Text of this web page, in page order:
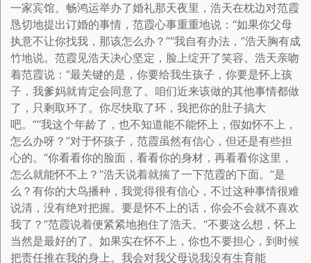
一家宾馆。畅鸿运举办了婚礼那天夜里，浩天在枕边对范霞
恳切地提出订婚的事情，范霞心事重重地说：“如果你父母
执意不让你找我，那该怎么办？”“我自有办法，”浩天胸有成
竹地说。范霞见浩天决心坚定，脸上绽开了笑容。浩天亲吻
着范霞说：“最关键的是，你要给我生孩子，你要是怀上孩
子，我爹妈就肯定会同意了。咱们近来该做的其他事情都做
了，只剩取环了。你尽快取了环，我把你的肚子搞大
吧。”“我这个年龄了，也不知道能不能怀上，假如怀不上，
怎么办呀？”对于怀孩子，范霞虽然有信心，但还是有些担
心的。“你看看你的脸面，看看你的身材，再看看你这里，
怎么就能怀不上？”浩天说着就揣了一下范霞的下面。“是
么？有你的大鸟播种，我觉得很有信心，不过这种事情很难
说清，没有绝对把握。要是怀不上的话，你会不会就不喜欢
我了？”范霞说着便紧紧地抱住了浩天。“不要这么想，怀上
当然是最好的了。如果实在怀不上，你也不要担心，到时候
把责任推在我的身上。我会对我父母说我没有生育能